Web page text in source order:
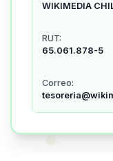
WIKIMEDIA
RUT:
65.061.878-5
Correo: